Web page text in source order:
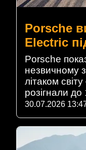
Porsche
Electric
Porsche
незвичному
літаком
розігнали
30.07.2026